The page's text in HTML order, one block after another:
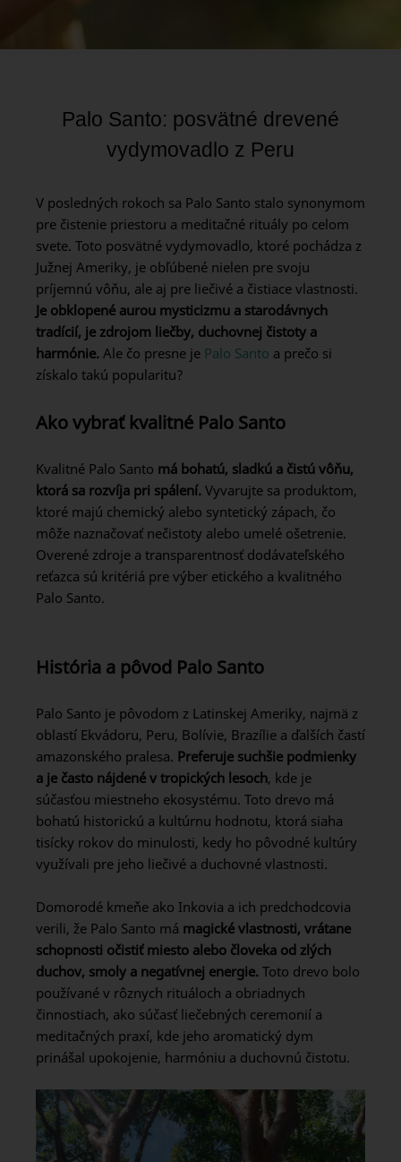
Palo Santo: posvätné drevené
vydymovadlo z Peru
V posledných rokoch sa Palo Santo stalo synonymom
pre čistenie priestoru a meditačné rituály po celom
svete. Toto posvätné vydymovadlo, ktoré pochádza z
Južnej Ameriky, je obľúbené nielen pre svoju
príjemnú vôňu, ale aj pre liečivé a čistiace vlastnosti.
Je obklopené aurou mysticizmu a starodávnych
tradícií, je zdrojom liečby, duchovnej čistoty a
harmónie. Ale čo presne je Palo Santo a prečo si
získalo takú popularitu?
Ako vybrať kvalitné Palo Santo
Kvalitné Palo Santo má bohatú, sladkú a čistú vôňu,
ktorá sa rozvíja pri spálení. Vyvarujte sa produktom,
ktoré majú chemický alebo syntetický zápach, čo
môže naznačovať nečistoty alebo umelé ošetrenie.
Overené zdroje a transparentnosť dodávateľského
reťazca sú kritériá pre výber etického a kvalitného
Palo Santo.
História a pôvod Palo Santo
Palo Santo je pôvodom z Latinskej Ameriky, najmä z
oblastí Ekvádoru, Peru, Bolívie, Brazílie a ďalších častí
amazonského pralesa. Preferuje suchšie podmienky
a je často nájdené v tropických lesoch, kde je
súčasťou miestneho ekosystému. Toto drevo má
bohatú historickú a kultúrnu hodnotu, ktorá siaha
tisícky rokov do minulosti, kedy ho pôvodné kultúry
využívali pre jeho liečivé a duchovné vlastnosti.
Domorodé kmeňe ako Inkovia a ich predchodcovia
verili, že Palo Santo má magické vlastnosti, vrátane
schopnosti očistiť miesto alebo človeka od zlých
duchov, smoly a negatívnej energie. Toto drevo bolo
používané v rôznych rituáloch a obriadnych
činnostiach, ako súčasť liečebných ceremonií a
meditačných praxí, kde jeho aromatický dym
prinášal upokojenie, harmóniu a duchovnú čistotu.